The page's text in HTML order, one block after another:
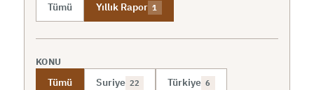
Tümü Yıllık Rapor 1
KONU
Tümü Suriye 22 Türkiye 6